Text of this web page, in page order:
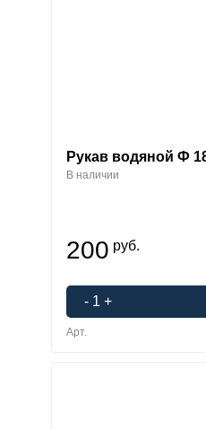
Рукав водяной Ф
В наличии
200 руб.
- 1 +
Арт.